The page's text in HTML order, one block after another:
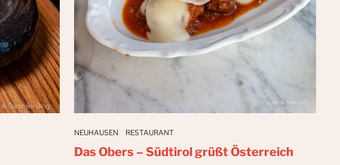
NEUHAUSEN RESTAURANT
Das Obers – Südtirol grüßt Österreich